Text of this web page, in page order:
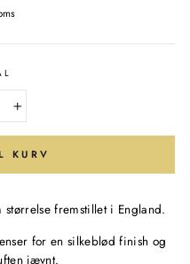
+
KURV
fremstillet i England.
for en silkeblød finish og
jævnt.